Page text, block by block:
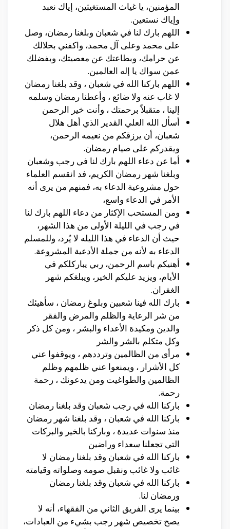
المؤمنين، يا غياث المستغيثين، إياك نعبد
وإياك نستعين.
اللهم بارك لنا في شعبان وبلغنا رمضان، وصل
على محمد وعلى آل محمد، واكفني بحلالك
عن حرامك، وبطاعتك عن معصيتك، وبفضلك
عمن سواك يا إله العالمين.
اللهم باركنا الله في شعبان ، وقد بلغنا رمضان
لا غاب عنه ولا ضائع ، وأعطنا رمضان وسلمه
إلينا ، متقبلاً برحمتك ، وأنت خير الرحمن
أسأل الله العلي القدير الذي أهل هلال
شعبان، أن يرزقكم من نعيمه الرحمن،
ويقدركم على صيام رمضان.
أما عن دعاء اللهم بارك لنا في رجب وشعبان
وبلغنا شهر رمضان الكريم، فد انقسم العلماء
حول مشروعية الدعاء به، فمنهم من يرى أنه
الأمر في الدعاء واسع،
ومن المستحب الإكثار من دعاء اللهم بارك لنا
في رجب في الليلة الأولى من هذا الشهر،
حيث أن الدعاء في هذا الليله لا يُرد، وللمسلم
الدعاء به لأنه من جملة الأدعية المشروعة.
أهنيكم باسم الرحمن، ربي يباركلكم في
الأيام، ويزيد عليكم الخير، ويبلغكم شهر
الغفران.
بارك الله فينا شعبين وبلوغ رمضان ، سأهيئك
من شر الرعاية والظلم والمرض والفقر
والدين ومكيدة الأعداء والبشر ، ومن كل ذكر
وكل متكلم بالشر والشر
مرأى من الظالمين وترددهم ، ويوقفوا عني
كل الأشرار ، ويمنعوا عني ظلمهم وظلم
الظالمين والطواغيت ومن يدعونك ، رحمة
رحمة.
باركنا الله في رجب شعبان وقد بلغنا رمضان
باركنا الله في شعبان ، وقد بلغنا شهر رمضان
منذ سنوات عديدة ، وباركنا بالخير والبركات
التي تجعلنا سعداء وراضين
باركنا الله في شعبان وقد بلغنا رمضان لا
غائب ولا غائب ونقبل صومه وصلواته وقيامته
باركنا الله في شعبان وقد بلغنا رمضان
ورمضان لنا.
بينما يرى الفريق الثاني من الفقهاء، أنه لا
يصح تخصيص شهر رجب بشيء من العبادات،